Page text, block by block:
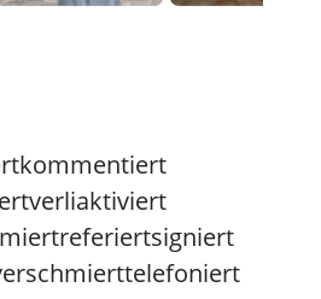
kommentiert
verliaktiviert
referiertsigniert
telefoniert